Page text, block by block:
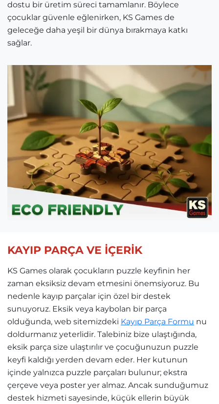
dostu bir üretim süreci tamamlanır. Böylece
çocuklar güvenle eğlenirken, KS Games de
geleceğe daha yeşil bir dünya bırakmaya katkı
sağlar.
KAYIP PARÇA VE İÇERİK
KS Games olarak çocukların puzzle keyfinin her
zaman eksiksiz devam etmesini önemsiyoruz. Bu
nedenle kayıp parçalar için özel bir destek
sunuyoruz. Eksik veya kaybolan bir parça
olduğunda, web sitemizdeki Kayıp Parça Formu nu
doldurmanız yeterlidir. Talebiniz bize ulaştığında,
eksik parça size ulaştırılır ve çocuğunuzun puzzle
keyfi kaldığı yerden devam eder. Her kutunun
içinde yalnızca puzzle parçaları bulunur; ekstra
çerçeve veya poster yer almaz. Ancak sunduğumuz
destek hizmeti sayesinde, küçük ellerin büyük